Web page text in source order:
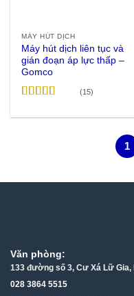
MÁY HÚT DỊCH
Máy hút dịch liên tục và
gián đoạn áp lực thấp –
Gomco
hạng4.875
(15)
1
Văn phòng:
133 đường số 3, Cư Xá Lữ Gia,
028 3864 5515